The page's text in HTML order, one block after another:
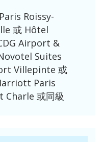
Roissy-
或 Hôtel
Airport &
Suites
Villepinte 或
Paris
Charle 或同級